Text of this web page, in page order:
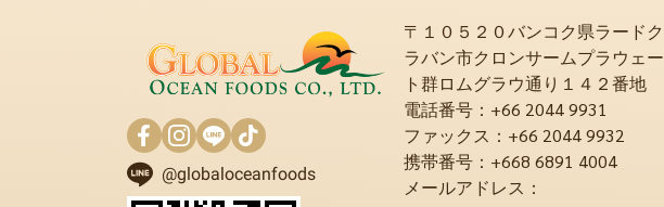
@globaloceanfoods
〒１０５２０バンコク県ラードク
ラバン市クロンサームプラウェー
ト群ロムグラウ通り１４２番地
電話番号：+66 2044 9931
ファックス：+66 2044 9932
携帯番号：+668 6891 4004
メールアドレス：